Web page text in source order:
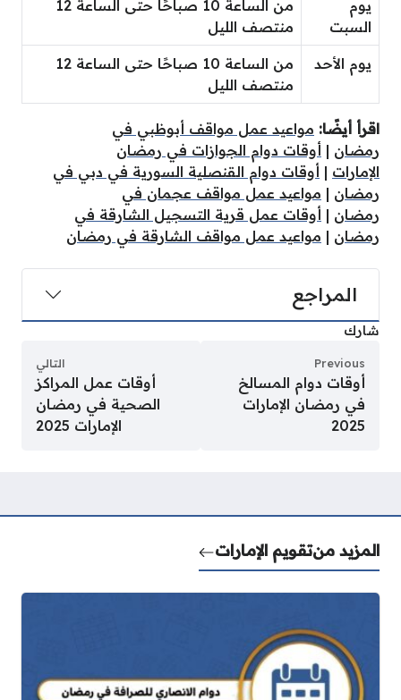
يوم
السبت
من الساعة 10 صباحًا حتى الساعة 12
منتصف الليل
يوم الأحد
من الساعة 10 صباحًا حتى الساعة 12
منتصف الليل
اقرأ أيضًا: مواعيد عمل مواقف أبوظبي في
رمضان | أوقات دوام الجوازات في رمضان
الإمارات | أوقات دوام القنصلية السورية في دبي في
رمضان | مواعيد عمل مواقف عجمان في
رمضان | أوقات عمل قرية التسجيل الشارقة في
رمضان | مواعيد عمل مواقف الشارقة في رمضان
المراجع
شارك
Previous
أوقات دوام المسالخ
في رمضان الإمارات
2025
التالي
أوقات عمل المراكز
الصحية في رمضان
الإمارات 2025
المزيد منتقويم الإمارات